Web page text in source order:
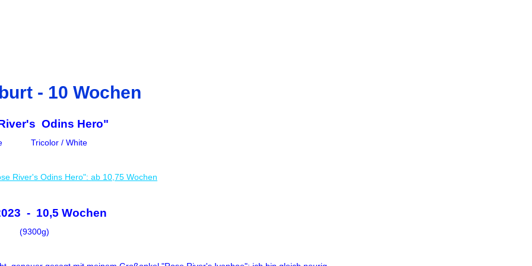
- 10 Wochen
Odins Hero"
Tricolor / White
River's Odins Hero": ab 10,75 Wochen
- 10,5 Wochen
(9300g)